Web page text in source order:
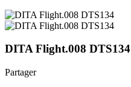
DITA Flight.008 DTS134
Partager